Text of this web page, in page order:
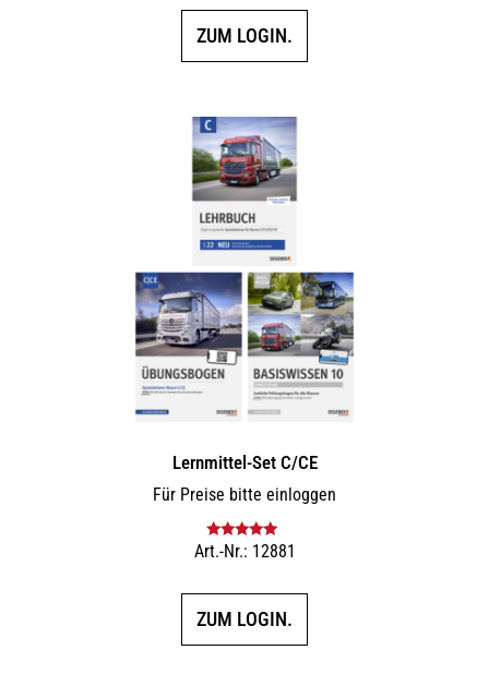
ZUM LOGIN.
Lernmittel-Set C/CE
Für Preise bitte einloggen
Bewertet mit
Art.-Nr.: 12881
ZUM LOGIN.